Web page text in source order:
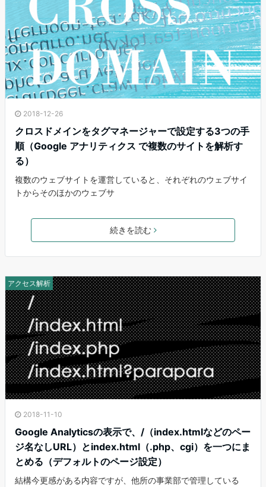
2018-12-26
クロスドメインをタグマネージャーで設定する3つの手
順（Google アナリティクス で複数のサイトを解析す
る）
複数のウェブサイトを運営していると、それぞれのウェブサイ
トからそのほかのウェブサ
続きを読む
アクセス解析
2018-11-10
Google Analyticsの表示で、/（index.htmlなどのペー
ジ名なしURL）とindex.html（.php、cgi）を一つにま
とめる（デフォルトのページ設定）
結構今更感がある内容ですが、他所の事業部で管理している